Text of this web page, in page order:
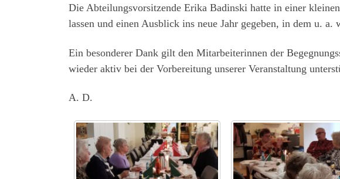
Die Abteilungsvorsitzende Erika Badinski hatte in einer
lassen und einen Ausblick ins neue Jahr gegeben, in dem u.
Ein besonderer Dank gilt den Mitarbeiterinnen der
wieder aktiv bei der Vorbereitung unserer Veranstaltung
A. D.